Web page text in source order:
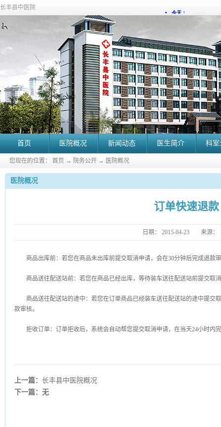
长丰县中医院
首页 医院概况 新闻动态 医生简介 科
您现在的位置： 首页 → 院务公开 → 医院概况
医院概况
订单快速退款
日期： 2015-04-23 来源：
商品出库前：若您在商品未出库前提交取消申请，会在30分钟后完成退款
商品送往配送站前：若您在商品已经出库，等待装车送往配送站前提交取
商品送往配送站的途中：若您在订单商品已经装车送往配送站的途中提交
款审核。
拒收订单：订单拒收后，系统会自动帮您提交取消申请，在当天24小时内
上一篇：长丰县中医院概况
下一篇：无